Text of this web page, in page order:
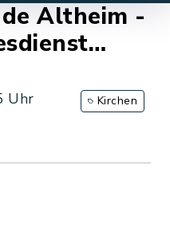
Altheim -
Uhr
Kirchen